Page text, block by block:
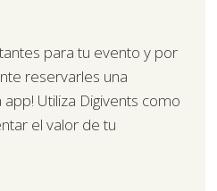
para tu evento y por
reservarles una
Utiliza Digivents como
el valor de tu